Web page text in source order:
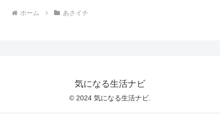
ホーム あさイチ
気になる生活ナビ
© 2024 気になる生活ナビ.